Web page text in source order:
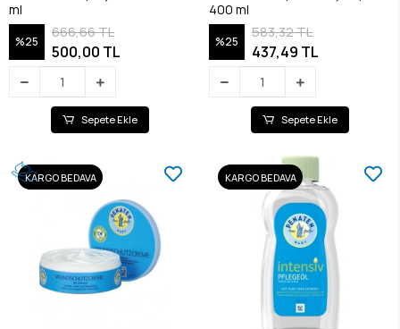
ml
%25
666,66 TL
500,00 TL
Sepete Ekle
400 ml
%25
583,32 TL
437,49 TL
Sepete Ekle
KARGO BEDAVA KARGO BEDAVA